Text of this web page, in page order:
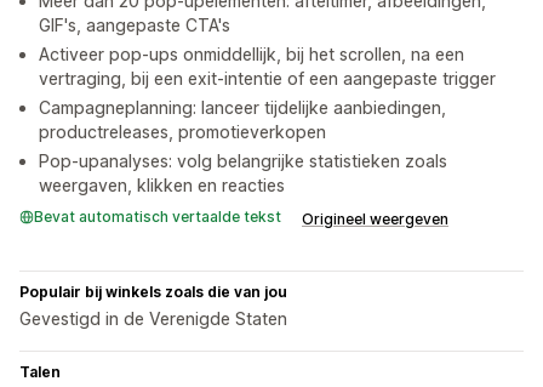
GIF's, aangepaste CTA's
Activeer pop-ups onmiddellijk, bij het scrollen, na een
vertraging, bij een exit-intentie of een aangepaste trigger
Campagneplanning: lanceer tijdelijke aanbiedingen,
productreleases, promotieverkopen
Pop-upanalyses: volg belangrijke statistieken zoals
weergaven, klikken en reacties
Bevat automatisch vertaalde tekst Origineel weergeven
Populair bij winkels zoals die van jou
Gevestigd in de Verenigde Staten
Talen